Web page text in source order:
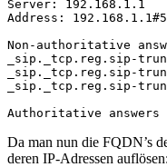
Server: 192.168.1.1
Address:
Non-authoritative
_sip._tcp.reg.sip-
_sip._tcp.reg.sip-
_sip._tcp.reg.sip-
Authoritative answers
Da man nun die FQDN’s
deren IP-Adressen auflösen: